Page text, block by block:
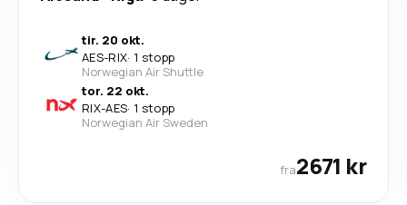
tir. 20 okt.
AES-RIX· 1 stopp
Norwegian Air Shuttle
tor. 22 okt.
RIX-AES· 1 stopp
Norwegian Air Sweden
fra2671 kr